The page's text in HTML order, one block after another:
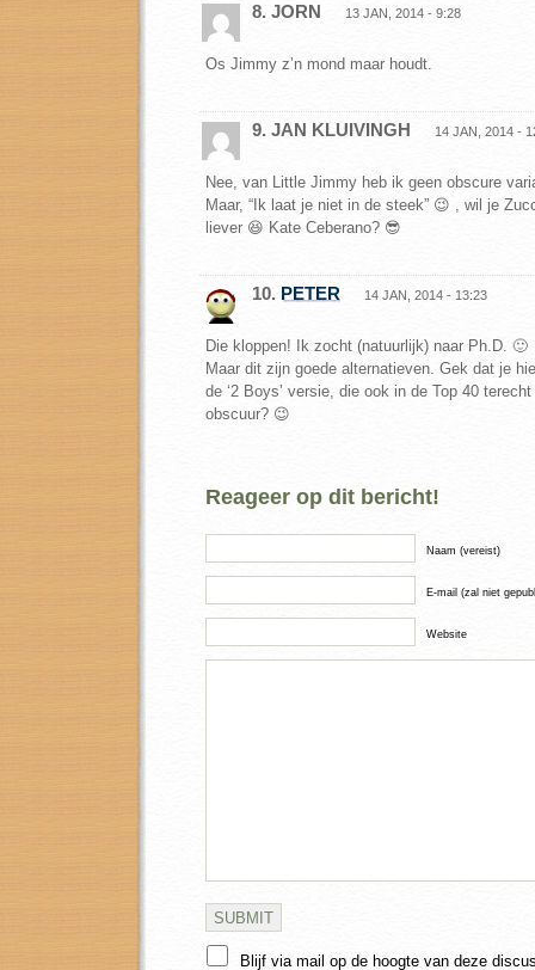
8. JORN 13 JAN, 2014 - 9:28
Os Jimmy z’n mond maar houdt.
9. JAN KLUIVINGH 14 JAN, 2014 -
Nee, van Little Jimmy heb ik geen obscure
Maar, “Ik laat je niet in de steek” 😉 , wil je
liever 😆 Kate Ceberano? 😎
10. PETER 14 JAN, 2014 - 13:23
Die kloppen! Ik zocht (natuurlijk) naar Ph.D. 🙂
Maar dit zijn goede alternatieven. Gek dat je
de ‘2 Boys’ versie, die ook in de Top 40
obscuur? 😉
Reageer op dit bericht!
Naam (vereist)
E-mail (zal niet
Website
Blijf via mail op de hoogte van deze